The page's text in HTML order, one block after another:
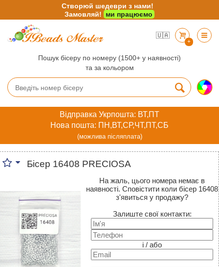
🇺🇦
+
Пошук бісеру по номеру (1500+ у наявності)
та за кольором
Відправка Укрпошта: ВТ,ПТ
Нова пошта: ПН,ВТ,СР,ЧТ,ПТ,СБ
(можлива післяплата)
Бісер 16408 PRECIOSA
На жаль, цього номера немає в
наявності. Сповістити коли бісер 16408
з'явиться у продажу?
Залиште свої контакти:
і / або
Створюй шедеври з нами!
Замовляй!
ми працюємо